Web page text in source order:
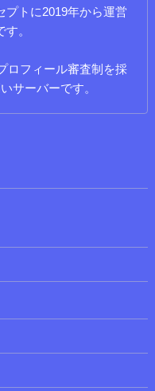
プトに2019年から運営
。
ロフィール審査制を採
サーバーです。